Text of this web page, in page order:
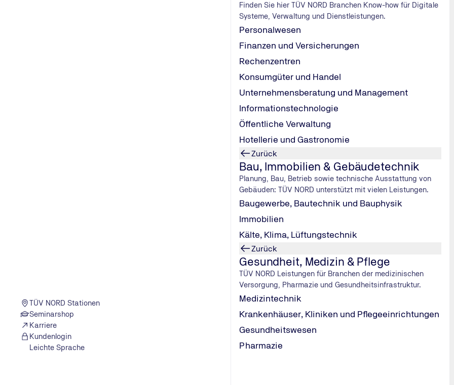
TÜV NORD Stationen
Seminarshop
Karriere
Kundenlogin
Leichte Sprache
Finden Sie hier TÜV NORD Branchen Know-how für Digitale
Systeme, Verwaltung und Dienstleistungen.
Personalwesen
Finanzen und Versicherungen
Rechenzentren
Konsumgüter und Handel
Unternehmensberatung und Management
Informationstechnologie
Öffentliche Verwaltung
Hotellerie und Gastronomie
Zurück
Bau, Immobilien & Gebäudetechnik
Planung, Bau, Betrieb sowie technische Ausstattung von
Gebäuden: TÜV NORD unterstützt mit vielen Leistungen.
Baugewerbe, Bautechnik und Bauphysik
Immobilien
Kälte, Klima, Lüftungstechnik
Zurück
Gesundheit, Medizin & Pflege
TÜV NORD Leistungen für Branchen der medizinischen
Versorgung, Pharmazie und Gesundheitsinfrastruktur.
Medizintechnik
Krankenhäuser, Kliniken und Pflegeeinrichtungen
Gesundheitswesen
Pharmazie